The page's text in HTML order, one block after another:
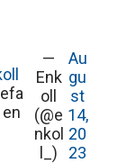
—
Enk
oll
(@e
nkol
l_)
Au
gu
st
14,
20
23